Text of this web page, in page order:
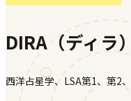
DIRA（ディラ）
西洋占星学、LSA第1、第2